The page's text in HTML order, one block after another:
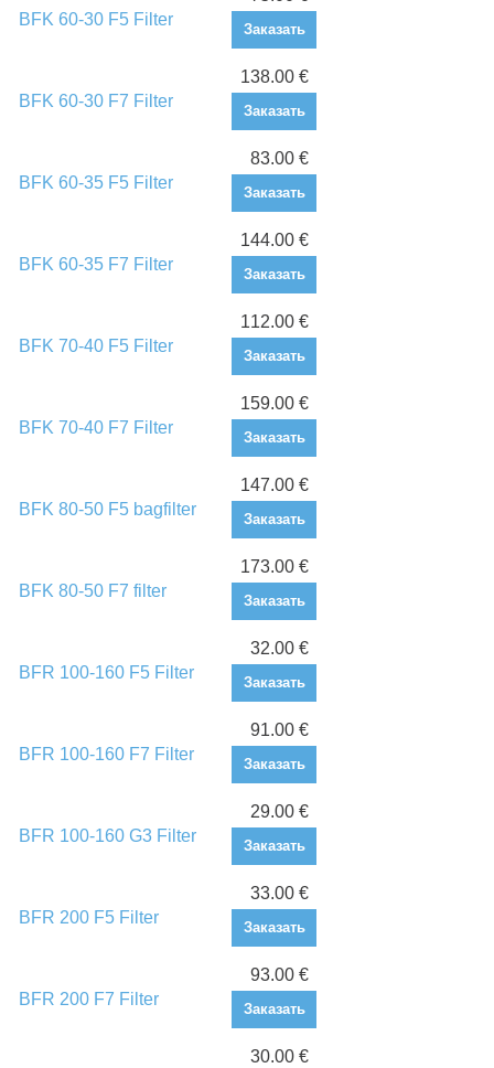
BFK 60-30 F5 Filter
Заказать
BFK 60-30 F7 Filter
138.00 €
Заказать
BFK 60-35 F5 Filter
83.00 €
Заказать
BFK 60-35 F7 Filter
144.00 €
Заказать
BFK 70-40 F5 Filter
112.00 €
Заказать
BFK 70-40 F7 Filter
159.00 €
Заказать
BFK 80-50 F5 bagfilter
147.00 €
Заказать
BFK 80-50 F7 filter
173.00 €
Заказать
BFR 100-160 F5 Filter
32.00 €
Заказать
BFR 100-160 F7 Filter
91.00 €
Заказать
BFR 100-160 G3 Filter
29.00 €
Заказать
BFR 200 F5 Filter
33.00 €
Заказать
BFR 200 F7 Filter
93.00 €
Заказать
30.00 €